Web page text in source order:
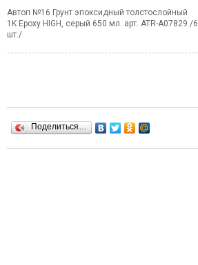
Автоп №16 Грунт эпоксидный толстослойный
1K Epoxy HIGH, серый 650 мл. арт. ATR-A07829 /6
шт./
Поделиться…